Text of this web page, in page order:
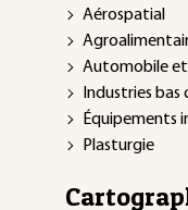
Aérospatial
Automobile
Industries bas
Équipements
Plasturgie